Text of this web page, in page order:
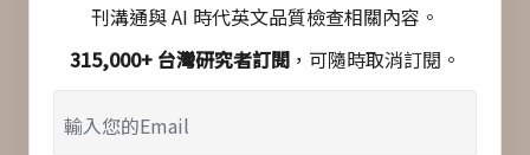
刊溝通與 AI 時代英文品質檢查相關內容。
315,000+ 台灣研究者訂閱 ，可隨時取消訂閱。